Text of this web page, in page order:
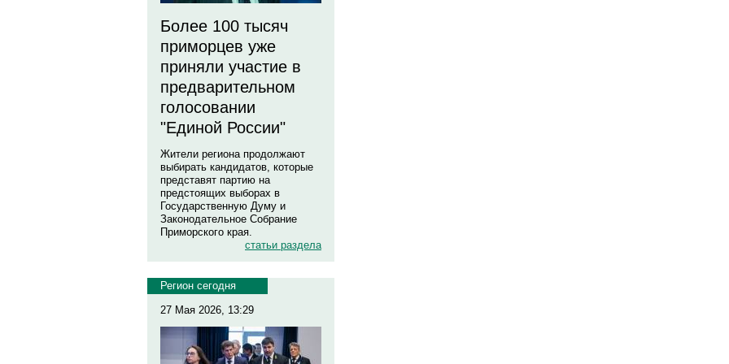
Более 100 тысяч
приморцев уже
приняли участие в
предварительном
голосовании
"Единой России"
Жители региона продолжают
выбирать кандидатов, которые
представят партию на
предстоящих выборах в
Государственную Думу и
Законодательное Собрание
Приморского края.
статьи раздела
Регион сегодня
27 Мая 2026, 13:29